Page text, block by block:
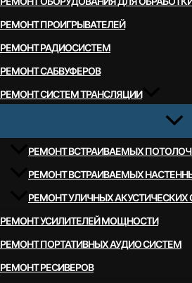
РЕМОНТ ПРОИГРЫВАТЕЛЕЙ
РЕМОНТ РАДИОСИСТЕМ
РЕМОНТ САБВУФЕРОВ
РЕМОНТ СИСТЕМ ТРАНСЛЯЦИИ
РЕМОНТ ВСТРАИВАЕМЫХ
РЕМОНТ ВСТРАИВАЕМЫХ
РЕМОНТ УЛИЧНЫХ АКУСТИЧЕСКИХ
РЕМОНТ УСИЛИТЕЛЕЙ МОЩНОСТИ
РЕМОНТ ПОРТАТИВНЫХ АУДИО СИСТЕМ
РЕМОНТ РЕСИВЕРОВ